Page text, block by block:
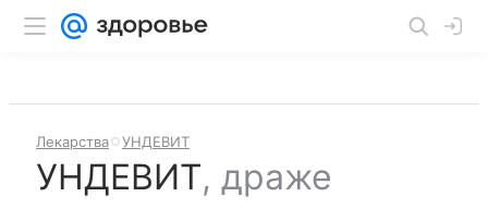
Лекарства УНДЕВИТ
УНДЕВИТ, драже